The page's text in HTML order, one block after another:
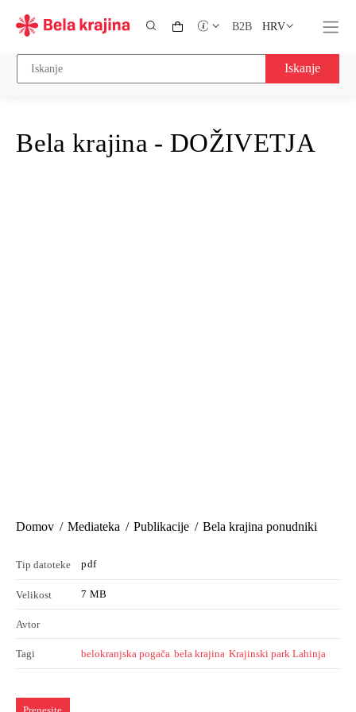
B2B HRV
Iskanje
Bela krajina - DOŽIVETJA
Domov Mediateka Publikacije Bela krajina ponudniki
Tip datoteke pdf
Velikost 7 MB
Avtor
Tagi belokranjska pogača bela krajina Krajinski park Lahinja